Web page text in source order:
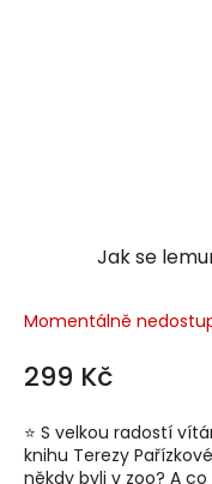
Jak se
Momentálně
299 Kč
⭐️ S velkou radostí
knihu Terezy
někdy byli v zoo? A